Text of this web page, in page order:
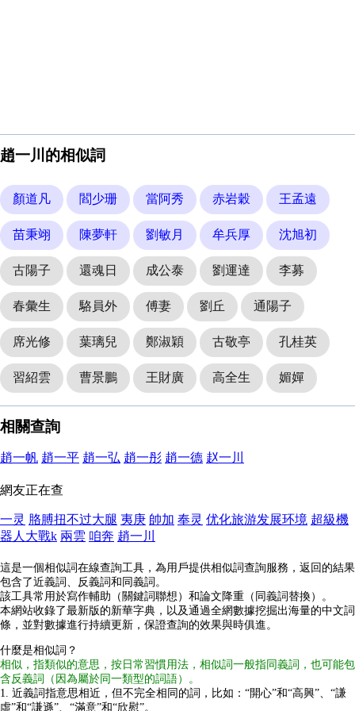
趙一川的相似詞
顏道凡 閻少珊 當阿秀 赤岩穀 王孟遠
苗秉翊 陳夢軒 劉敏月 牟兵厚 沈旭初
古陽子 還魂日 成公泰 劉運達 李募
春彙生 駱員外 傅妻 劉丘 通陽子
席光修 葉璃兒 鄭淑穎 古敬亭 孔桂英
習紹雲 曹景鵬 王財廣 高全生 媚嬋
相關查詢
趙一帆 趙一平 趙一弘 趙一彤 趙一德 赵一川
網友正在查
一灵 胳膊扭不过大腿 夷庚 帥加 奉灵 优化旅游发展环境 超級機
器人大戰k 兩雲 咱奔 趙一川
這是一個相似詞在線查詢工具，為用戶提供相似詞查詢服務，返回的結果
包含了近義詞、反義詞和同義詞。
該工具常用於寫作輔助（關鍵詞聯想）和論文降重（同義詞替換）。
本網站收錄了最新版的新華字典，以及通過全網數據挖掘出海量的中文詞
條，並對數據進行持續更新，保證查詢的效果與時俱進。
什麼是相似詞？
相似，指類似的意思，按日常習慣用法，相似詞一般指同義詞，也可能包
含反義詞（因為屬於同一類型的詞語）。
1. 近義詞指意思相近，但不完全相同的詞，比如：“開心”和“高興”、“謙
虛”和“謙遜”、“滿意”和“欣慰”。